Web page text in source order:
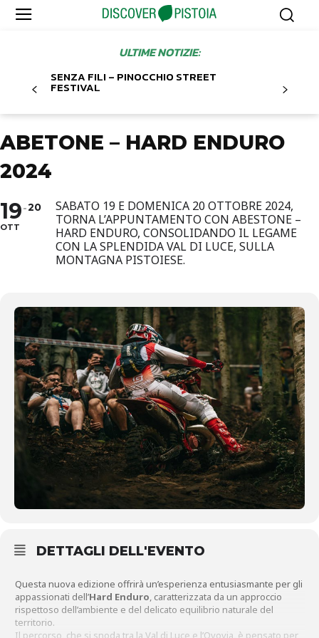
ULTIME NOTIZIE:
SENZA FILI – PINOCCHIO STREET
FESTIVAL
ABETONE – HARD ENDURO
2024
19
OTT
20
SABATO 19 E DOMENICA 20 OTTOBRE 2024,
TORNA L’APPUNTAMENTO CON ABESTONE –
HARD ENDURO, CONSOLIDANDO IL LEGAME
CON LA SPLENDIDA VAL DI LUCE, SULLA
MONTAGNA PISTOIESE.
DETTAGLI DELL'EVENTO
Questa nuova edizione offrirà un’esperienza entusiasmante per gli
appassionati dell’Hard Enduro, caratterizzata da un approccio
rispettoso dell’ambiente e del delicato equilibrio naturale del
territorio.
Il percorso, che si snoda tra la Val di Luce e l’Ovovia, è pensato per